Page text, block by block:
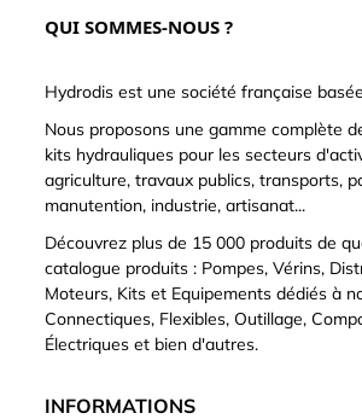
QUI SOMMES-NOUS ?
Hydrodis est une société française
Nous proposons une gamme complète
kits hydrauliques pour les secteurs
agriculture, travaux publics, transports,
manutention, industrie, artisanat...
Découvrez plus de 15 000 produits de
catalogue produits : Pompes, Vérins,
Moteurs, Kits et Equipements dédiés à
Connectiques, Flexibles, Outillage,
Électriques et bien d'autres.
INFORMATIONS